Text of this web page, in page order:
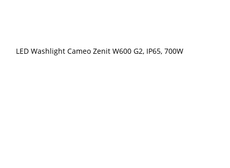
LED Washlight Cameo Zenit W600 G2, IP65, 700W